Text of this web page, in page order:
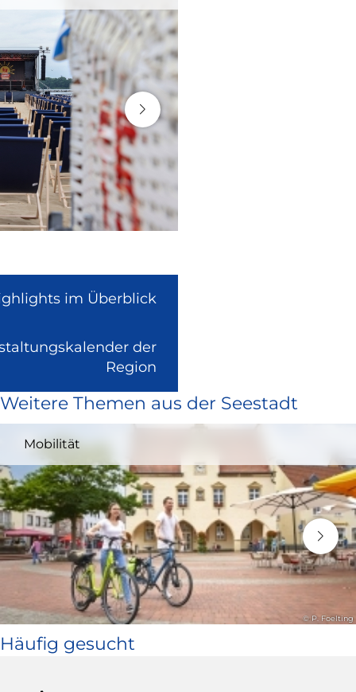
im Überblick
der
Region
extern
und
in
neuem
Fenster)
Weitere Themen aus der Seestadt
Mobilität
© P. Foelting
Häufig gesucht